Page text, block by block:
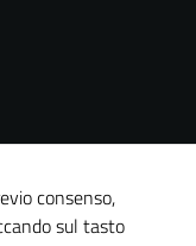
consenso,
sul tasto